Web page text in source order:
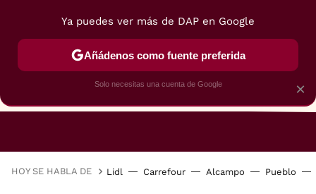
RESTAURANTES GASTROGUÍA
HOY SE HABLA DE Lidl Carrefour Alcampo Pueblo
×
Ya puedes ver más de DAP en Google
Añádenos como fuente preferida
Solo necesitas una cuenta de Google